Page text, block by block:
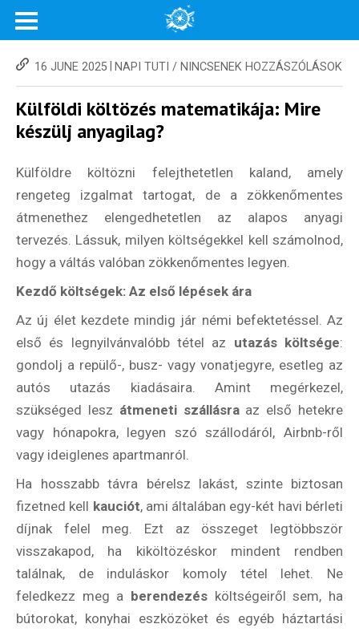
16 JUNE 2025 NAPI TUTI / NINCSENEK HOZZÁSZÓLÁSOK
Külföldi költözés matematikája: Mire
készülj anyagilag?
Külföldre költözni felejthetetlen kaland, amely
rengeteg izgalmat tartogat, de a zökkenőmentes
átmenethez elengedhetetlen az alapos anyagi
tervezés. Lássuk, milyen költségekkel kell számolnod,
hogy a váltás valóban zökkenőmentes legyen.
Kezdő költségek: Az első lépések ára
Az új élet kezdete mindig jár némi befektetéssel. Az
első és legnyilvánvalóbb tétel az utazás költsége:
gondolj a repülő-, busz- vagy vonatjegyre, esetleg az
autós utazás kiadásaira. Amint megérkezel,
szükséged lesz átmeneti szállásraaz első hetekre
vagy hónapokra, legyen szó szállodáról, Airbnb-ről
vagy ideiglenes apartmanról.
Ha hosszabb távra bérelsz lakást, szinte biztosan
fizetned kell kauciót, ami általában egy-két havi bérleti
díjnak felel meg. Ezt az összeget legtöbbször
visszakapod, ha kiköltözéskor mindent rendben
találnak, de induláskor komoly tétel lehet. Ne
feledkezz meg a berendezés költségeiről sem, ha
bútorokat, konyhai eszközöket és egyéb háztartási